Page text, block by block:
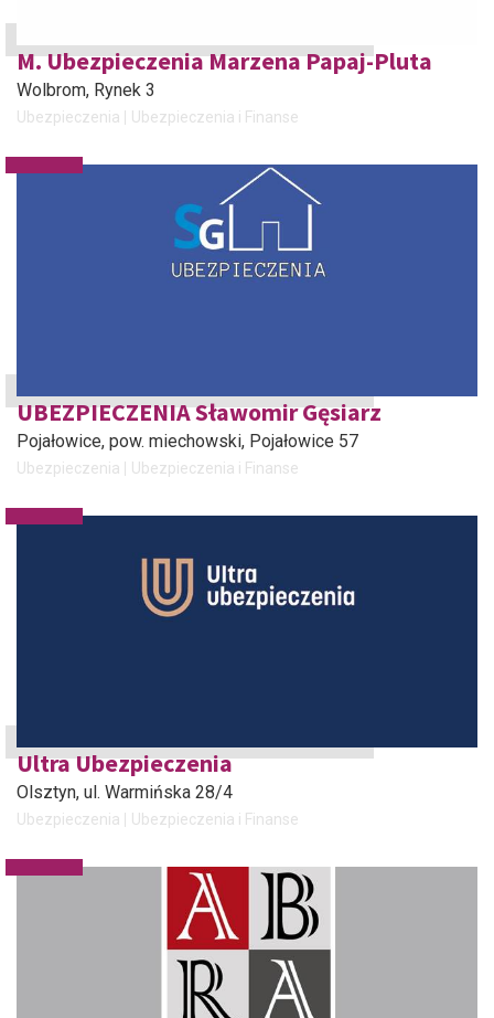
M. Ubezpieczenia Marzena Papaj-Pluta
Wolbrom, Rynek 3
Ubezpieczenia Ubezpieczenia i Finanse
UBEZPIECZENIA Sławomir Gęsiarz
Pojałowice, pow. miechowski, Pojałowice 57
Ubezpieczenia Ubezpieczenia i Finanse
Ultra Ubezpieczenia
Olsztyn, ul. Warmińska 28/4
Ubezpieczenia Ubezpieczenia i Finanse